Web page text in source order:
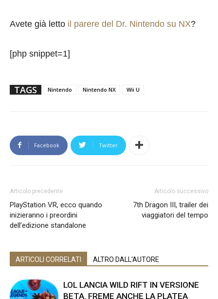
Avete già letto il parere del Dr. Nintendo su NX?
[php snippet=1]
TAGS Nintendo Nintendo NX Wii U
Facebook Twitter
Articolo precedente
PlayStation VR, ecco quando
inizieranno i preordini
dell’edizione standalone
Articolo successivo
7th Dragon III, trailer dei
viaggiatori del tempo
ARTICOLI CORRELATI ALTRO DALL'AUTORE
LOL LANCIA WILD RIFT IN VERSIONE
BETA. FREME ANCHE LA PLATEA